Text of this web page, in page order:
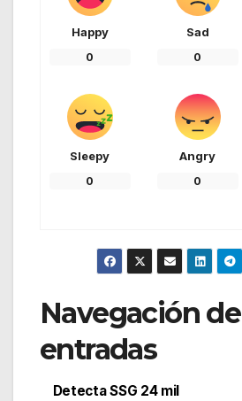
Happy
0
Sad
0
Sleepy
0
Angry
0
Navegación de
entradas
Detecta SSG 24 mil